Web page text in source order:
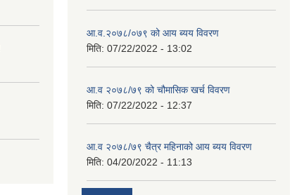
आ.व.२०७८/०७९ को आय ब्यय विवरण
मिति: 07/22/2022 - 13:02
आ.व २०७८/७९ को चौमासिक खर्च विवरण
मिति: 07/22/2022 - 12:37
आ.व २०७८/७९ चैत्र महिनाको आय ब्यय विवरण
मिति: 04/20/2022 - 11:13